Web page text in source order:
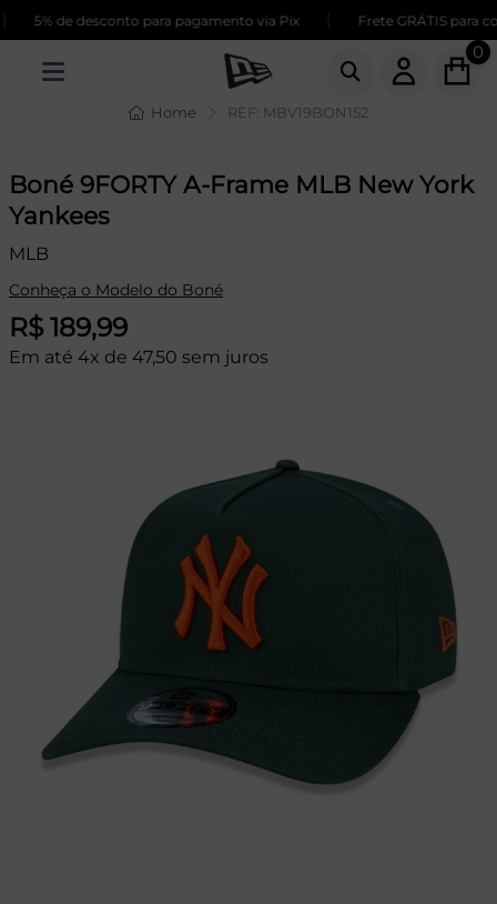
5% de desconto para pagamento via Pix Frete GRÁTIS para
0
Home REF: MBV19BON152
Boné 9FORTY A-Frame MLB New York
Yankees
MLB
Conheça o Modelo do Boné
R$ 189,99
Em até 4x de 47,50 sem juros